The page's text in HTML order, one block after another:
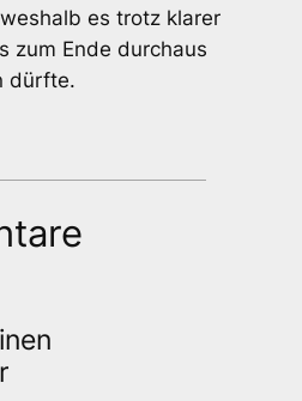
es trotz klarer
zum Ende durchaus
dürfte.